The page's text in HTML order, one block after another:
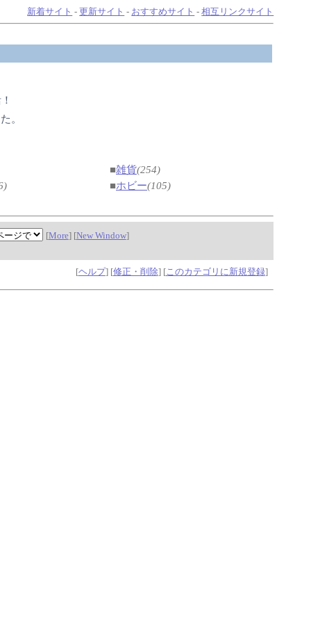
新着サイト -更新サイト - おすすめサイト -相互リンクサイト
。
■雑貨(254)
■ホビー(105)
[More] [New Window]
[ヘルプ] [修正・削除] [このカテゴリに新規登録]